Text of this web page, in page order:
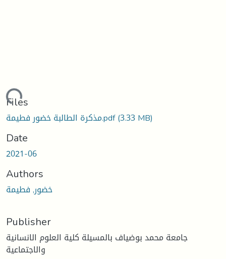
Files
مذكرة الطالبة خضور فطيمة.pdf(3.33 MB)
Date
2021-06
Authors
خضور, فطيمة
Publisher
جامعة محمد بوضياف بالمسيلة كلية العلوم الانسانية
والاجتماعية